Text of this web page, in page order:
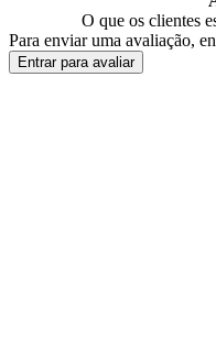
O que os clientes
Para enviar uma avaliação,
Entrar para avaliar